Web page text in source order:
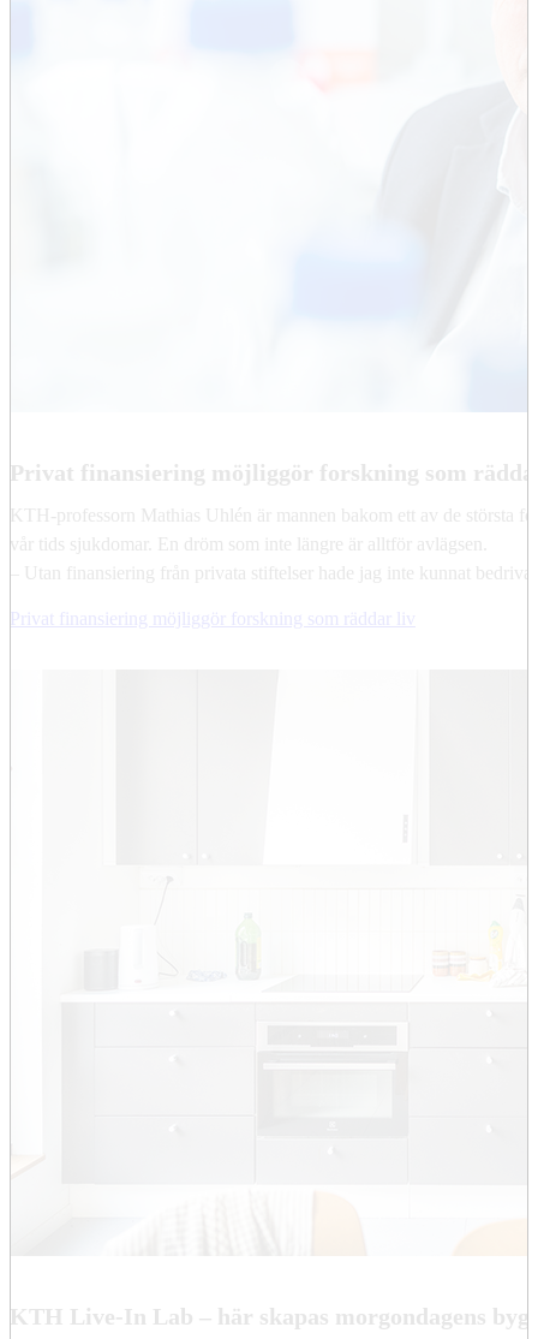
Privat finansiering möjliggör forskning som
KTH-professorn Mathias Uhlén är mannen bakom ett av de största
vår tids sjukdomar. En dröm som inte längre är alltför avlägsen.
– Utan finansiering från privata stiftelser hade jag inte kunnat
Privat finansiering möjliggör forskning som räddar liv
KTH Live-In Lab – här skapas morgondagens